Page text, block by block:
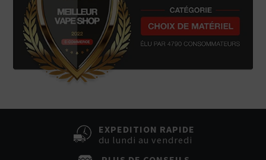
EXPEDITION RAPIDE
du lundi au vendredi